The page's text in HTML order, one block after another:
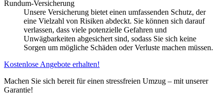
Rundum-Versicherung
Unsere Versicherung bietet einen umfassenden Schutz, der
eine Vielzahl von Risiken abdeckt. Sie können sich darauf
verlassen, dass viele potenzielle Gefahren und
Unwägbarkeiten abgesichert sind, sodass Sie sich keine
Sorgen um mögliche Schäden oder Verluste machen müssen.
Kostenlose Angebote erhalten!
Machen Sie sich bereit für einen stressfreien Umzug – mit unserer
Garantie!